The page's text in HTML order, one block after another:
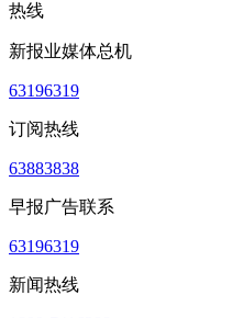
热线
新报业媒体总机
63196319
订阅热线
63883838
早报广告联系
63196319
新闻热线